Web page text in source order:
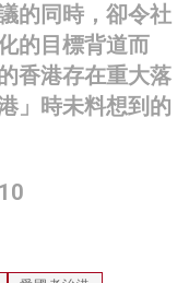
的同時，卻令社
的目標背道而
香港存在重大落
」時未料想到的